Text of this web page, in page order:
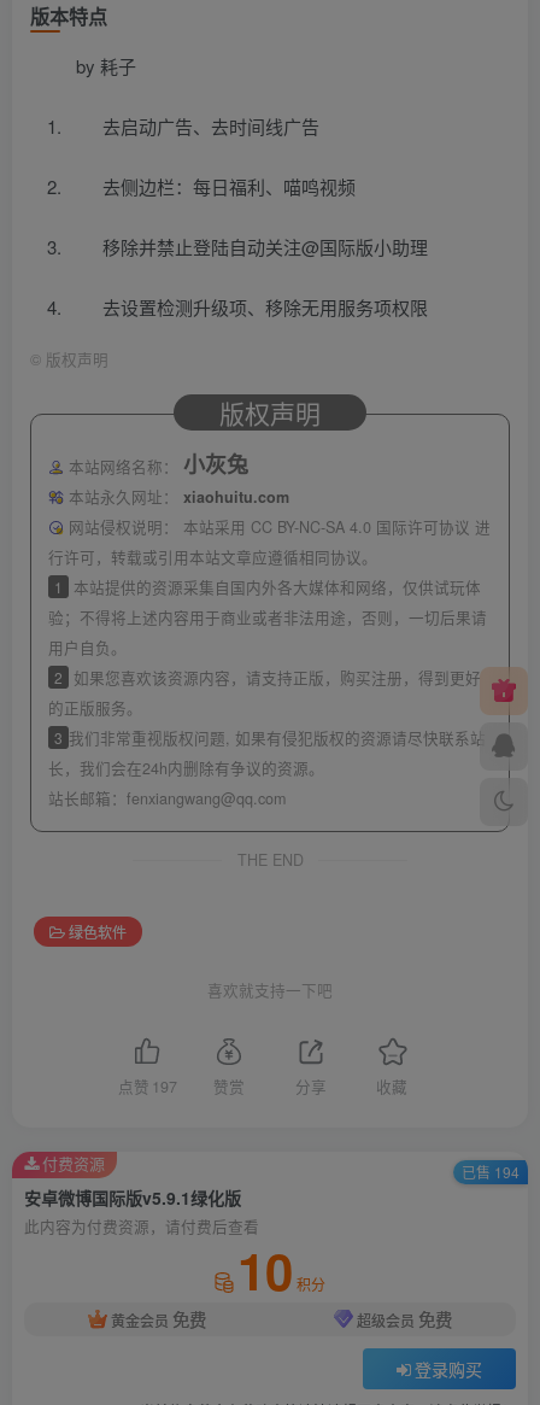
版本特点
by 耗子
去启动广告、去时间线广告
去侧边栏：每日福利、喵鸣视频
移除并禁止登陆自动关注@国际版小助理
去设置检测升级项、移除无用服务项权限
© 版权声明
版权声明
本站网络名称： 小灰兔
本站永久网址：
xiaohuitu.com
网站侵权说明：
本站采用 CC BY-NC-SA 4.0 国际许可协议 进
行许可，转载或引用本站文章应遵循相同协议。
1
本站提供的资源采集自国内外各大媒体和网络，仅供试玩体
验；不得将上述内容用于商业或者非法用途，否则，一切后果请
用户自负。
2
如果您喜欢该资源内容，请支持正版，购买注册，得到更好
的正版服务。
3 我们非常重视版权问题, 如果有侵犯版权的资源请尽快联系站
长，我们会在24h内删除有争议的资源。
站长邮箱： fenxiangwang@qq.com
THE END
绿色软件
喜欢就支持一下吧
点赞 197 赞赏 分享 收藏
安卓微博国际版v5.9.1绿化版
此内容为付费资源，请付费后查看
10 积分
黄金会员 免费 超级会员 免费
登录购买
付费资源 已售 194